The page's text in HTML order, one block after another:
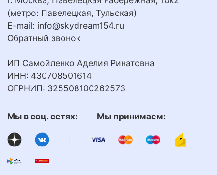
(метро: Павелецкая, Тульская)
E-mail: info@skydream154.ru
Обратный звонок
ИП Самойленко Аделия Ринатовна
ИНН: 430708501614
ОГРНИП: 325508100262573
Мы в соц. сетях: Мы принимаем: